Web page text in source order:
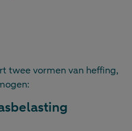
twee vormen van heffing,